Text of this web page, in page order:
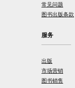
常见问题
图书出版条款
服务
出版
市场营销
图书销售